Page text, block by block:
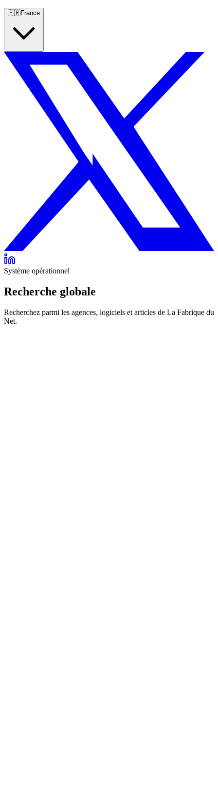
🇫🇷France
Système opérationnel
Recherche globale
Recherchez parmi les agences, logiciels et articles de La Fabrique du
Net.